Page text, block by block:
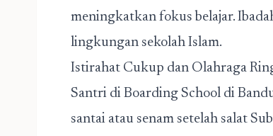
meningkatkan fokus belajar.
lingkungan sekolah Islam.
Istirahat Cukup dan Olahraga
Santri di Boarding School di
santai atau senam setelah salat